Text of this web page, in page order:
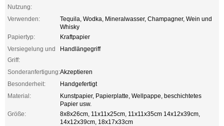
Nutzung:
Verwenden:
Tequila, Wodka, Mineralwasser, Champagner, Wein und
Whisky
Papiertyp:
Kraftpapier
Versiegelung und
Griff:
Handlängegriff
Sonderanfertigung:Akzeptieren
Besonderheit:
Handgefertigt
Material:
Kunstpapier, Papierplatte, Wellpappe, beschichtetes
Papier usw.
Größe:
8x8x26cm, 11x11x25cm, 11x11x35cm 14x12x39cm,
14x12x39cm, 18x17x33cm